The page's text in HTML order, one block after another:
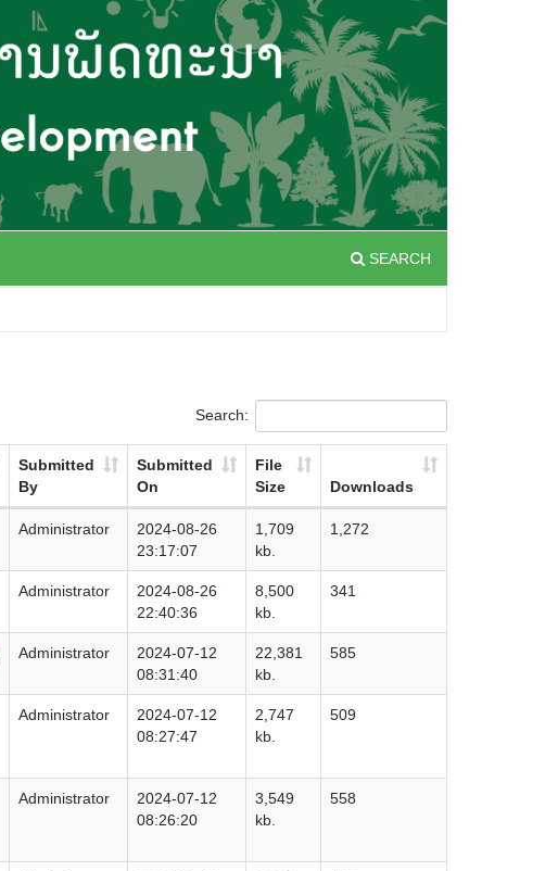
SEARCH
Search:
Submitted
By
Submitted
On
File
Size
Downloads
Administrator
2024-08-26
23:17:07
1,709
kb.
1,272
Administrator
2024-08-26
22:40:36
8,500
kb.
341
Administrator
2024-07-12
08:31:40
22,381
kb.
585
Administrator
2024-07-12
08:27:47
2,747
kb.
509
Administrator
2024-07-12
08:26:20
3,549
kb.
558